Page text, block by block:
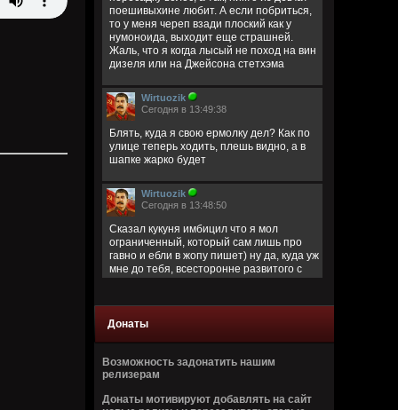
поешивыхине любит. А если побриться,
то у меня череп взади плоский как у
нумоноида, выходит еще страшней.
Жаль, что я когда лысый не поход на вин
дизеля или на Джейсона стетхэма
Wirtuozik
Сегодня в 13:49:38
Блять, куда я свою ермолку дел? Как по
улице теперь ходить, плешь видно, а в
шапке жарко будет
Wirtuozik
Сегодня в 13:48:50
Сказал кукуня имбицил что я мол
ограниченный, который сам лишь про
гавно и ебли в жопу пишет) ну да, куда уж
мне до тебя, всесторонне развитого с
Сегодня в 13:40:45
за запрещено цитировать что ли
ограниченый долбаеб просто, заебал
этим, давай там ещё про школьниц
Донаты
Возможность задонатить нашим
релизерам
Донаты мотивируют добавлять на сайт